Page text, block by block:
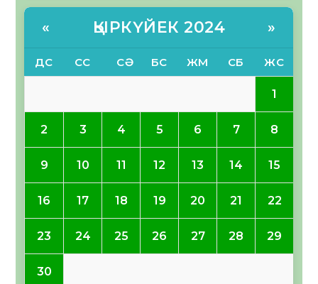
« ҚЫРКҮЙЕК 2024 »
ДС СС СӘ БС ЖМ СБ ЖС
1
2 3 4 5 6 7 8
9 10 11 12 13 14 15
16 17 18 19 20 21 22
23 24 25 26 27 28 29
30